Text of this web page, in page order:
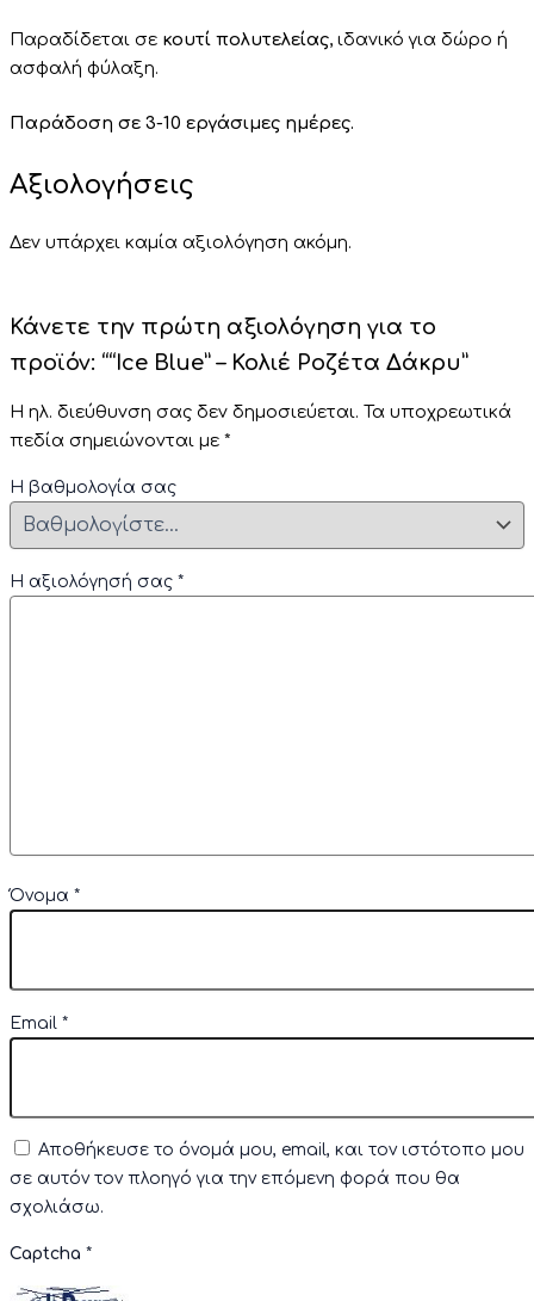
Παραδίδεται σε κουτί πολυτελείας, ιδανικό για δώρο ή
ασφαλή φύλαξη.
Παράδοση σε 3-10 εργάσιμες ημέρες.
Αξιολογήσεις
Δεν υπάρχει καμία αξιολόγηση ακόμη.
Κάνετε την πρώτη αξιολόγηση για το
προϊόν: ““Ice Blue” – Κολιέ Ροζέτα Δάκρυ”
Η ηλ. διεύθυνση σας δεν δημοσιεύεται. Τα υποχρεωτικά
πεδία σημειώνονται με *
Η βαθμολογία σας
Η αξιολόγησή σας *
Όνομα *
Email *
Αποθήκευσε το όνομά μου, email, και τον ιστότοπο μου
σε αυτόν τον πλοηγό για την επόμενη φορά που θα
σχολιάσω.
Captcha *